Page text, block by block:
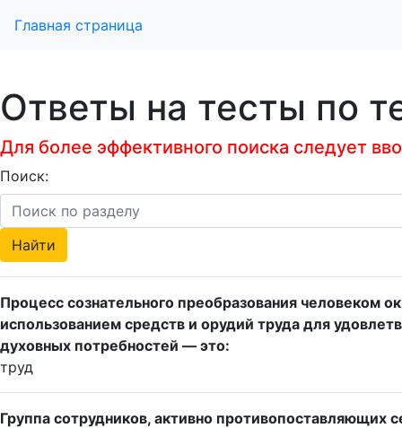
Главная страница
Ответы на тесты по
Для более эффективного поиска следует
Поиск:
Процесс сознательного преобразования человеком
использованием средств и орудий труда для
духовных потребностей — это:
труд
Группа сотрудников, активно